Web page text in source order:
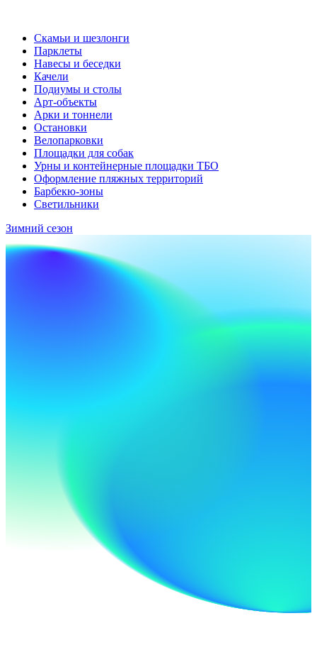
Скамьи и шезлонги
Парклеты
Навесы и беседки
Качели
Подиумы и столы
Арт-объекты
Арки и тоннели
Остановки
Велопарковки
Площадки для собак
Урны и контейнерные площадки ТБО
Оформление пляжных территорий
Барбекю-зоны
Светильники
Зимний сезон